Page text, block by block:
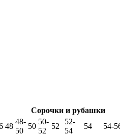
Сорочки и рубашки
48
48-
50
50
50-
52
52
52-
54
54
54-